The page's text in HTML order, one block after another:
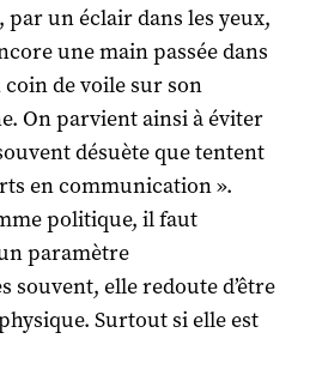
par un éclair dans les yeux,
une main passée dans
coin de voile sur son
On parvient ainsi à éviter
désuète que tentent
en communication ».
politique, il faut
paramètre
souvent, elle redoute d’être
Surtout si elle est